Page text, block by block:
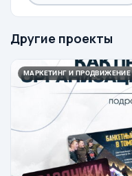
Другие проекты
МАРКЕТИНГ И ПРОДВИЖЕНИЕ